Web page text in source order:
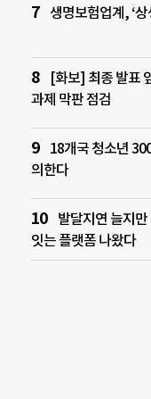
생명보험업계, ‘
[화보] 최종 발표
과제 막판 점검
18개국 청소년
의한다
발달지연 늘지
잇는 플랫폼 나왔다